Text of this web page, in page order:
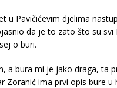
u Pavičićevim djelima
da je to zato što su svi
o buri.
a bura mi je jako draga, ta
Zoranić ima prvi opis bure u